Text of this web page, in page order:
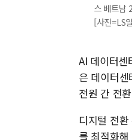
스 베트남
[사진=LS
AI 데이터센
은 데이터
전원 간 전
디지털 전
를 최적화